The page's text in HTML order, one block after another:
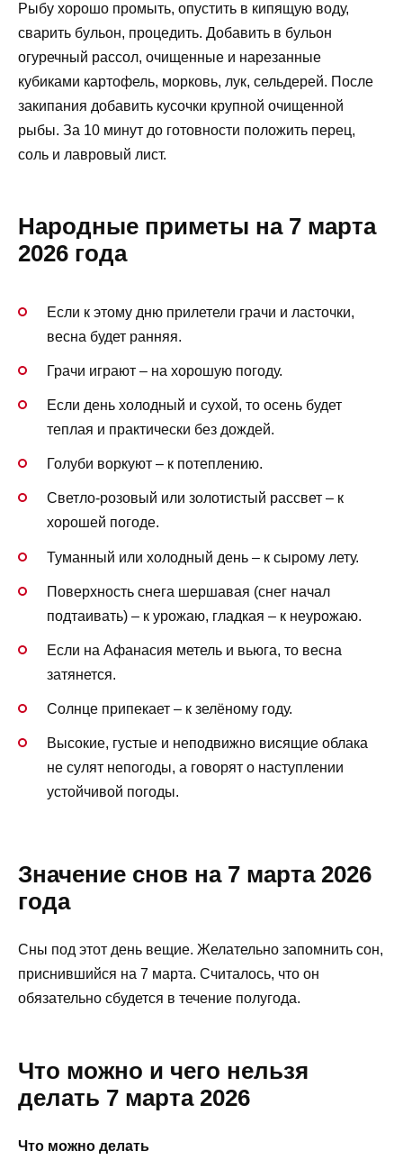
Рыбу хорошо промыть, опустить в кипящую воду,
сварить бульон, процедить. Добавить в бульон
огуречный рассол, очищенные и нарезанные
кубиками картофель, морковь, лук, сельдерей. После
закипания добавить кусочки крупной очищенной
рыбы. За 10 минут до готовности положить перец,
соль и лавровый лист.
Народные приметы на 7 марта
2026 года
Если к этому дню прилетели грачи и ласточки,
весна будет ранняя.
Грачи играют – на хорошую погоду.
Если день холодный и сухой, то осень будет
теплая и практически без дождей.
Голуби воркуют – к потеплению.
Светло-розовый или золотистый рассвет – к
хорошей погоде.
Туманный или холодный день – к сырому лету.
Поверхность снега шершавая (снег начал
подтаивать) – к урожаю, гладкая – к неурожаю.
Если на Афанасия метель и вьюга, то весна
затянется.
Солнце припекает – к зелёному году.
Высокие, густые и неподвижно висящие облака
не сулят непогоды, а говорят о наступлении
устойчивой погоды.
Значение снов на 7 марта 2026
года
Сны под этот день вещие. Желательно запомнить сон,
приснившийся на 7 марта. Считалось, что он
обязательно сбудется в течение полугода.
Что можно и чего нельзя
делать 7 марта 2026
Что можно делать